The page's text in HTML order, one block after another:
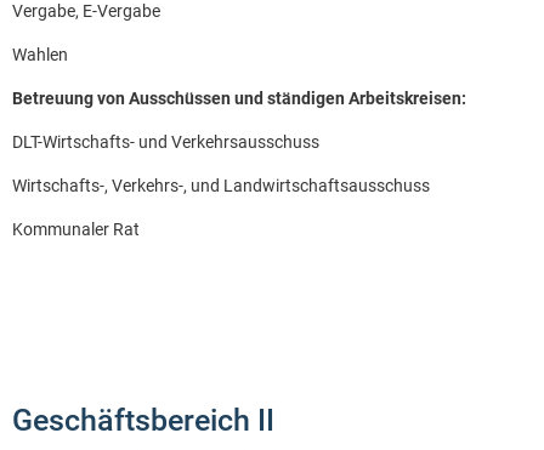
Vergabe, E-Vergabe
Wahlen
Betreuung von Ausschüssen und ständigen Arbeitskreisen:
DLT-Wirtschafts- und Verkehrsausschuss
Wirtschafts-, Verkehrs-, und Landwirtschaftsausschuss
Kommunaler Rat
Geschäftsbereich II